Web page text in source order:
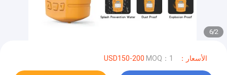
2
/
6
الأسعار：USD150-200 MOQ：1